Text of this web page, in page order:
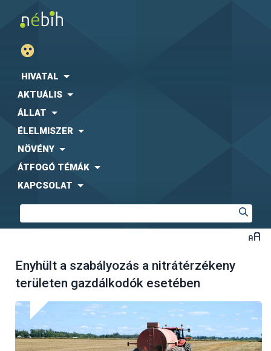
HIVATAL
AKTUÁLIS
ÁLLAT
ÉLELMISZER
NÖVÉNY
ÁTFOGÓ TÉMÁK
KAPCSOLAT
Enyhült a szabályozás a nitrátérzékeny
területen gazdálkodók esetében